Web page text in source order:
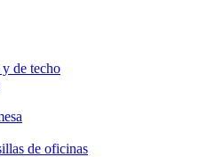
de techo
de oficinas